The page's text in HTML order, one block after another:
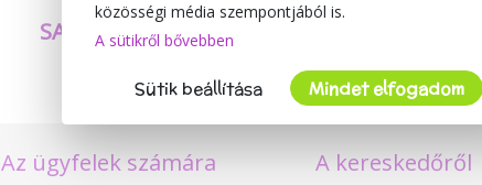
SAJÁT TERMÉKEKET
Az ügyfelek számára A kereskedőről
közösségi média szempontjából is.
A sütikről bővebben
Sütik beállítása Mindet elfogadom